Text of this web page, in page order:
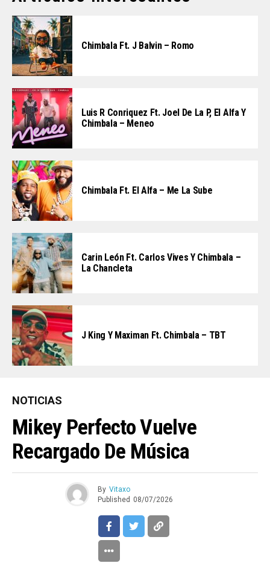
Chimbala Ft. J Balvin – Romo
Luis R Conriquez Ft. Joel De La P, El Alfa Y
Chimbala – Meneo
Chimbala Ft. El Alfa – Me La Sube
Carin León Ft. Carlos Vives Y Chimbala –
La Chancleta
J King Y Maximan Ft. Chimbala – TBT
NOTICIAS
Mikey Perfecto Vuelve
Recargado De Música
By Vitaxo
Published 08/07/2026